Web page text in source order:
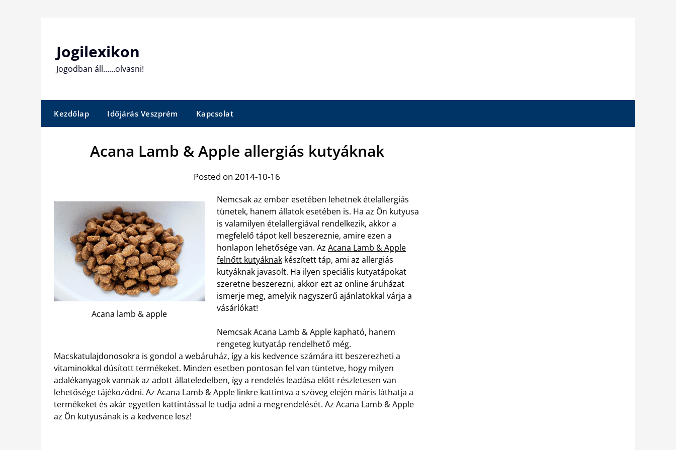
Jogilexikon
Jogodban áll……olvasni!
Kezdőlap Időjárás Veszprém Kapcsolat
Acana Lamb & Apple allergiás kutyáknak
Posted on 2014-10-16
Acana lamb & apple
Nemcsak az ember esetében lehetnek ételallergiás
tünetek, hanem állatok esetében is. Ha az Ön kutyusa
is valamilyen ételallergiával rendelkezik, akkor a
megfelelő tápot kell beszereznie, amire ezen a
honlapon lehetősége van. Az Acana Lamb & Apple
felnőtt kutyáknak készített táp, ami az allergiás
kutyáknak javasolt. Ha ilyen speciális kutyatápokat
szeretne beszerezni, akkor ezt az online áruházat
ismerje meg, amelyik nagyszerű ajánlatokkal várja a
vásárlókat!
Nemcsak Acana Lamb & Apple kapható, hanem
rengeteg kutyatáp rendelhető még.
Macskatulajdonosokra is gondol a webáruház, így a kis kedvence számára itt beszerezheti a
vitaminokkal dúsított termékeket. Minden esetben pontosan fel van tüntetve, hogy milyen
adalékanyagok vannak az adott állateledelben, így a rendelés leadása előtt részletesen van
lehetősége tájékozódni. Az Acana Lamb & Apple linkre kattintva a szöveg elején máris láthatja a
termékeket és akár egyetlen kattintással le tudja adni a megrendelését. Az Acana Lamb & Apple
az Ön kutyusának is a kedvence lesz!